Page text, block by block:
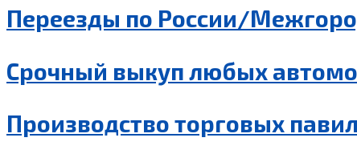
Переезды по России/
Срочный выкуп любых
Производство торговых